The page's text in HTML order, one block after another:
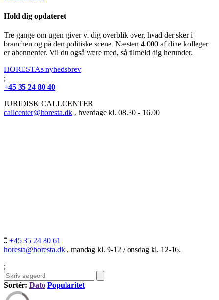
Hold dig opdateret
Tre gange om ugen giver vi dig overblik over, hvad der sker i
branchen og på den politiske scene. Næsten 4.000 af dine kolleger
er abonnenter. Vil du også være med, så tilmeld dig herunder.
HORESTAs nyhedsbrev
;
+45 35 24 80 40
JURIDISK CALLCENTER
callcenter@horesta.dk , hverdage kl. 08.30 - 16.00
+45 35 24 80 61
horesta@horesta.dk , mandag kl. 9-12 / onsdag kl. 12-16.
;
Sortér: Dato Popularitet